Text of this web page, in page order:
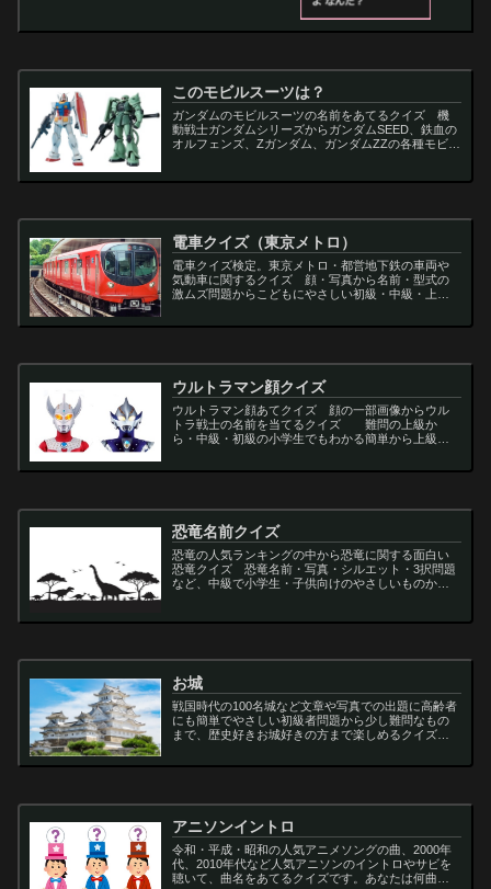
このモビルスーツは？
ガンダムのモビルスーツの名前をあてるクイズ 機
動戦士ガンダムシリーズからガンダムSEED、鉄血の
オルフェンズ、Zガンダム、ガンダムZZの各種モビル
電車クイズ（東京メトロ）
電車クイズ検定。東京メトロ・都営地下鉄の車両や
気動車に関するクイズ 顔・写真から名前・型式の
激ムズ問題からこどもにやさしい初級・中級・上級
ウルトラマン顔クイズ
ウルトラマン顔あてクイズ 顔の一部画像からウル
トラ戦士の名前を当てるクイズ 難問の上級か
ら・中級・初級の小学生でもわかる簡単から上級者
恐竜名前クイズ
恐竜の人気ランキングの中から恐竜に関する面白い
恐竜クイズ 恐竜名前・写真・シルエット・3択問題
など、中級で小学生・子供向けのやさしいものから
サ...
お城
戦国時代の100名城など文章や写真での出題に高齢者
にも簡単でやさしい初級者問題から少し難問なもの
まで、歴史好きお城好きの方まで楽しめるクイズで
アニソンイントロ
令和・平成・昭和の人気アニメソングの曲、2000年
代、2010年代など人気アニソンのイントロやサビを
聴いて、曲名をあてるクイズです。あなたは何曲わ